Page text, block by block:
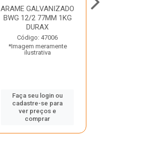
ARAME GALVANIZADO
BWG 12/2 77MM 1KG
DURAX
Código: 47006
*Imagem meramente
ilustrativa
Faça seu login ou
cadastre-se para
ver preços e
comprar